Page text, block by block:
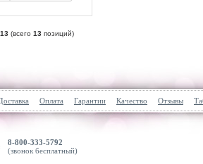
13 (всего 13 позиций)
Оплата Гарантии Качество Отзывы
8-800-333-5792
(звонок бесплатный)